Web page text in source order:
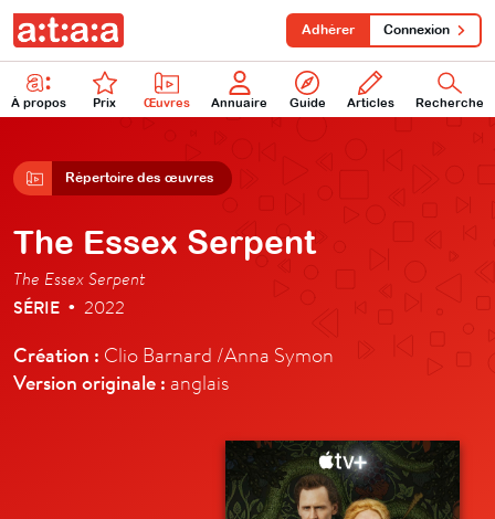
À propos Prix Œuvres Annuaire Guide Articles Recherche
Adhérer Connexion
Répertoire des œuvres
The Essex Serpent
The Essex Serpent
SÉRIE • 2022
Création : Clio Barnard /Anna Symon
Version originale : anglais